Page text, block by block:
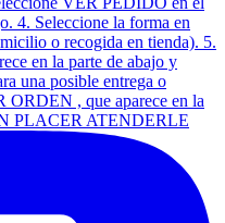
4. Seleccione la forma en
o recogida en tienda). 5.
en la parte de abajo y
una posible entrega o
, que aparece en la
PLACER ATENDERLE